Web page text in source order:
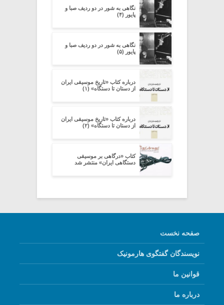
نگاهی به شور در دو ردیف صبا و
پایور (۴)
نگاهی به شور در دو ردیف صبا و
پایور (۵)
درباره کتاب «تاریخ موسیقی ایران
از دستان تا دستگاه» (۱)
درباره کتاب «تاریخ موسیقی ایران
از دستان تا دستگاه» (۲)
کتاب «درگاهی بر موسیقی
دستگاهی ایران» منتشر شد
صفحه نخست
نویسندگان گفتگوی هارمونیک
قوانین ما
درباره ما